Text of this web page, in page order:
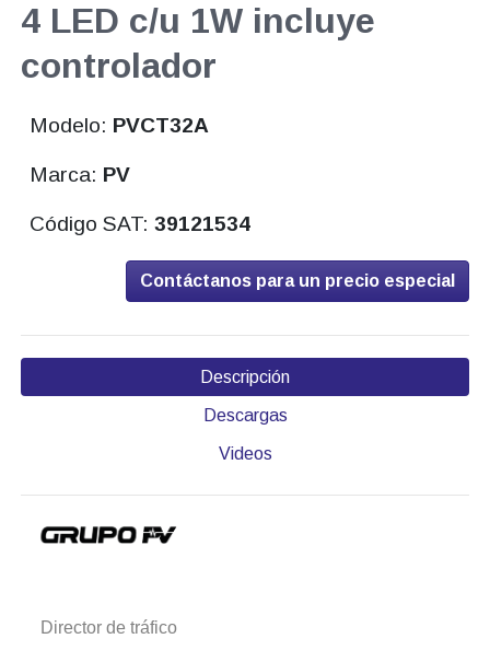
4 LED c/u 1W incluye
controlador
Modelo: PVCT32A
Marca: PV
Código SAT:39121534
Contáctanos para un precio especial
Descripción
Descargas
Videos
Director de tráfico